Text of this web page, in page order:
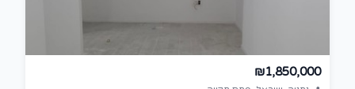
₪1,850,000